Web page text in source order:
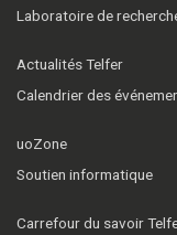
Laboratoire de
Actualités Telfer
Calendrier des
uoZone
Soutien informatique
Carrefour du savoir